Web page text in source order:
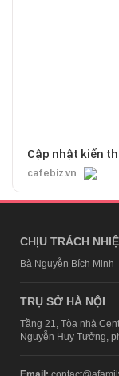
Cập nhật kiến
cafebiz.vn
CHỊU TRÁCH
Bà Nguyễn Bích Minh
TRỤ SỞ HÀ NỘI
Tầng 21, Tòa nhà
Nguyễn Huy Tưởng,